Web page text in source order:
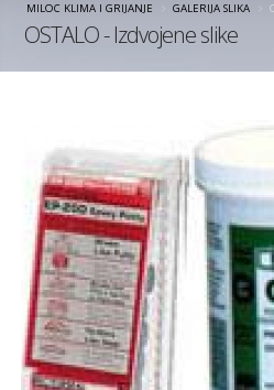
MILOC KLIMA I GRIJANJE GALERIJA SLIKA
OSTALO - Izdvojene slike